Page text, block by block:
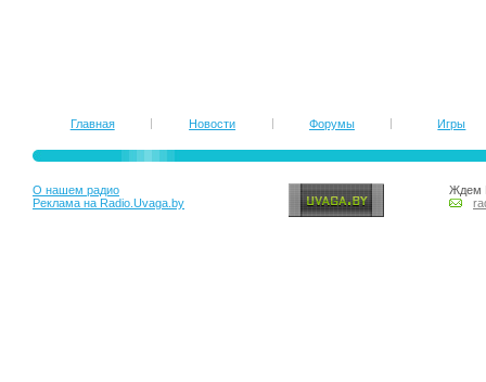
Главная Новости Форумы Игры
О нашем радио
Реклама на Radio.Uvaga.by
Ждем